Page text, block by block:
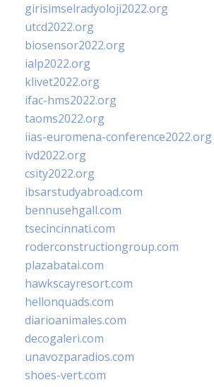
girisimselradyoloji2022.org
utcd2022.org
biosensor2022.org
ialp2022.org
klivet2022.org
ifac-hms2022.org
taoms2022.org
iias-euromena-conference2022.org
ivd2022.org
csity2022.org
ibsarstudyabroad.com
bennusehgall.com
tsecincinnati.com
roderconstructiongroup.com
plazabatai.com
hawkscayresort.com
hellonquads.com
diarioanimales.com
decogaleri.com
unavozparadios.com
shoes-vert.com